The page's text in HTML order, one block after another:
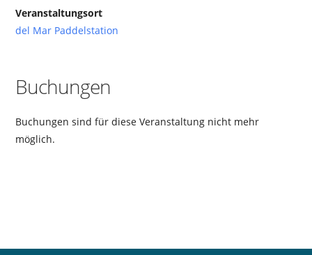
Veranstaltungsort
del Mar Paddelstation
Buchungen
Buchungen sind für diese Veranstaltung nicht mehr
möglich.